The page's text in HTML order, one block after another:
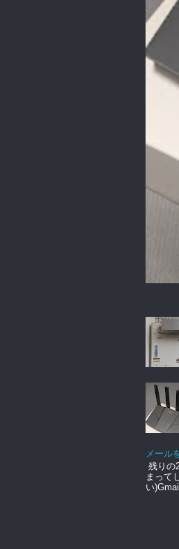
メール
残りの
まって
い